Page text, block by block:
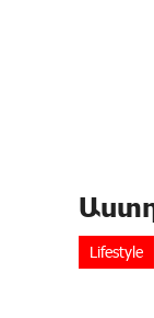
Lifestyle